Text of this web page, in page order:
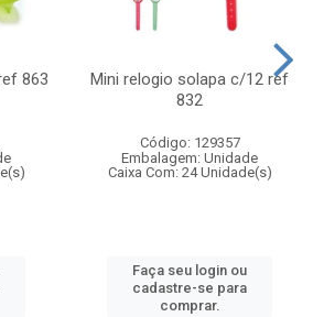
863
Mini relogio solapa c/12 ref
832
Código: 129357
Embalagem: Unidade
Caixa Com: 24 Unidade(s)
Faça seu login ou
cadastre-se para
comprar.